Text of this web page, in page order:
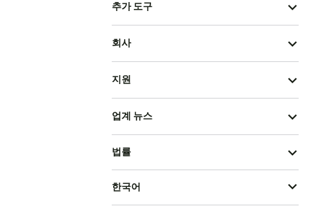
추가 도구
회사
지원
업계 뉴스
법률
한국어